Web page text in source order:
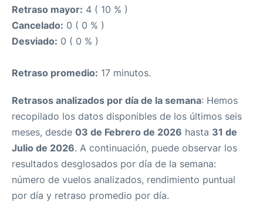
Retraso mayor: 4 ( 10 % )
Cancelado: 0 ( 0 % )
Desviado: 0 ( 0 % )
Retraso promedio: 17 minutos.
Retrasos analizados por día de la semana: Hemos
recopilado los datos disponibles de los últimos seis
meses, desde 03 de Febrero de 2026 hasta 31 de
Julio de 2026. A continuación, puede observar los
resultados desglosados por día de la semana:
número de vuelos analizados, rendimiento puntual
por día y retraso promedio por día.